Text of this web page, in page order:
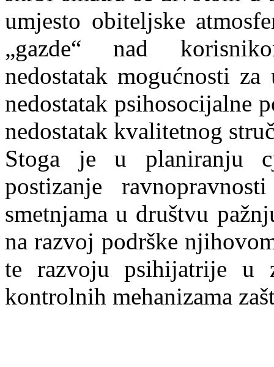
umjesto obiteljske
„gazde“ nad
nedostatak mogućnosti
nedostatak psihosocijalne
nedostatak kvalitetnog
Stoga je u planiranju
postizanje
smetnjama u društvu
na razvoj podrške
te razvoju psihijatrije u
kontrolnih mehanizama